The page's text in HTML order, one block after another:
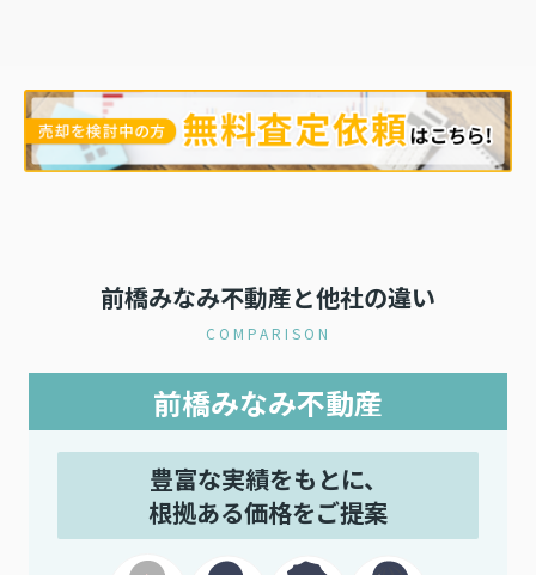
前橋みなみ不動産と他社の違い
COMPARISON
前橋みなみ不動産
豊富な実績をもとに、
根拠ある価格をご提案